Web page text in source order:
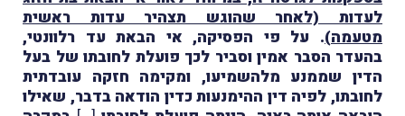
לעדות (לאחר שהוגש תצהיר עדות ראשית
מטעמה). על פי הפסיקה, אי הבאת עד רלוונטי,
בהעדר הסבר אמין וסביר לכך פועלת לחובתו של בעל
הדין שממנע מלהשמיעו, ומקימה חזקה עובדתית
לחובתו, לפיה דין ההימנעות כדין הודאה בדבר, שאילו